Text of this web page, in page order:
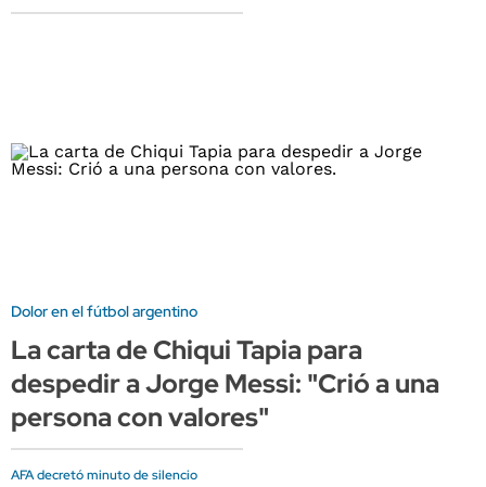
Dolor en el fútbol argentino
La carta de Chiqui Tapia para
despedir a Jorge Messi: "Crió a una
persona con valores"
AFA decretó minuto de silencio